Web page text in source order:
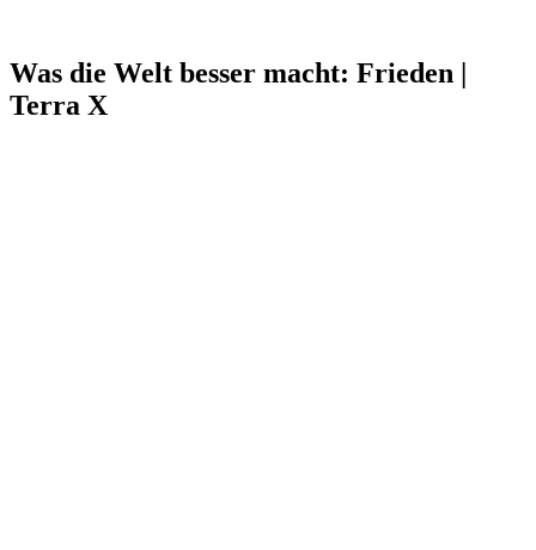
Was die Welt besser macht: Frieden |
Terra X